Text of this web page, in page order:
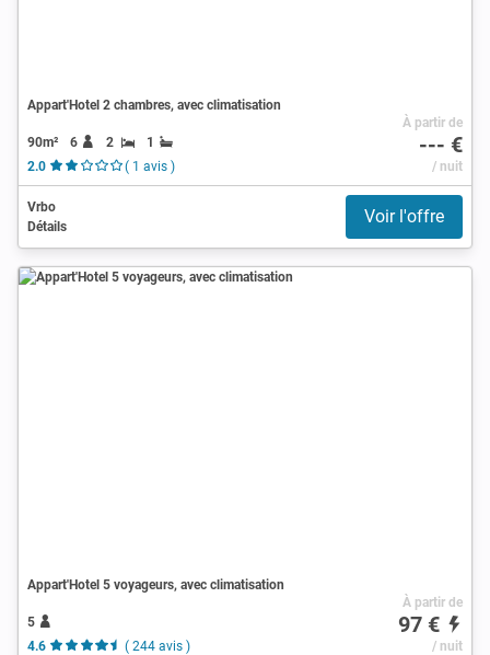
Appart'Hotel 2 chambres, avec climatisation
90m² 6 2
1
2.0
( 1 avis )
À partir de
--- €
/ nuit
Vrbo
Détails
Voir l'offre
Appart'Hotel 5 voyageurs, avec climatisation
5
4.6
( 244 avis )
À partir de
97 €
/ nuit